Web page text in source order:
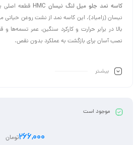
کاسه نمد جلو میل لنگ نیسان HMC
قطعه اصلی
نیسان (زامیاد). این کاسه نمد از نشت روغن حیاتی
بالا در برابر حرارت و کارکرد سنگین، عمر تسمه‌ها
نصب آسان برای بازگشت به عملکرد بدون نقص.
بیشـتر
موجود است
266,000تومان